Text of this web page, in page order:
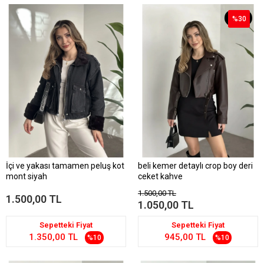
İçi ve yakası tamamen peluş kot
mont siyah
1.500,00 TL
Sepetteki Fiyat
1.350,00 TL %10
%30
beli kemer detaylı crop boy deri
ceket kahve
%30
1.500,00 TL
1.050,00 TL
Sepetteki Fiyat
945,00 TL %10